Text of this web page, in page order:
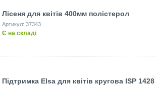
Лісеня для квітів 400мм полістерол
Артикул: 37343
Є на складі
Підтримка Elsa для квітів кругова ISP 1428